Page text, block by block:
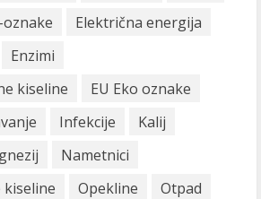
oznake
Električna energija
Enzimi
kiseline
EU Eko oznake
Infekcije
Kalij
Nametnici
kiseline
Opekline
Otpad